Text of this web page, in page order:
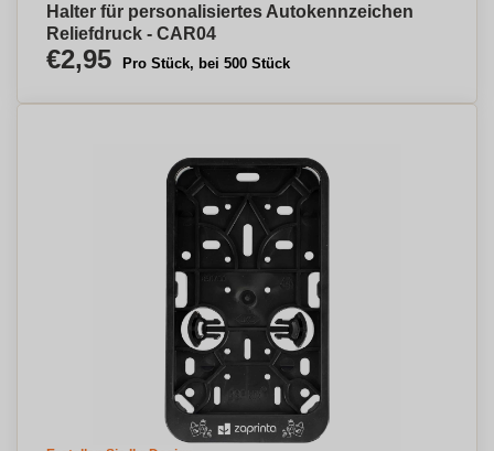
Halter für personalisiertes Autokennzeichen
Reliefdruck - CAR04
€2,95 Pro Stück, bei 500 Stück